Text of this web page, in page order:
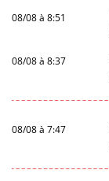
08/08 à 8:51
08/08 à 8:37
08/08 à 7:47